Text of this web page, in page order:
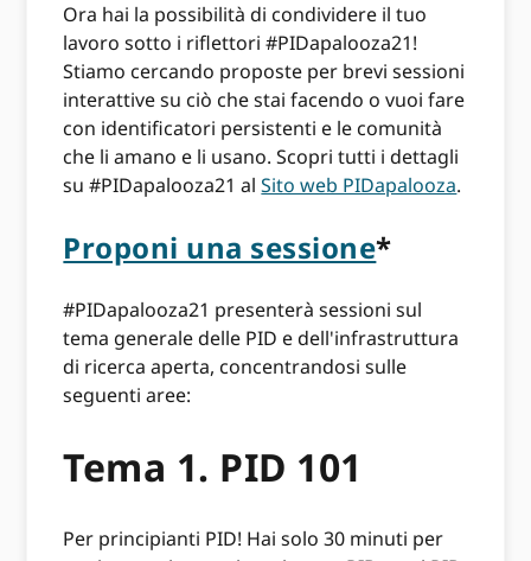
Ora hai la possibilità di condividere il tuo
lavoro sotto i riflettori #PIDapalooza21!
Stiamo cercando proposte per brevi sessioni
interattive su ciò che stai facendo o vuoi fare
con identificatori persistenti e le comunità
che li amano e li usano. Scopri tutti i dettagli
su #PIDapalooza21 alSito web PIDapalooza.
Proponi una sessione*
#PIDapalooza21 presenterà sessioni sul
tema generale delle PID e dell'infrastruttura
di ricerca aperta, concentrandosi sulle
seguenti aree:
Tema 1. PID 101
Per principianti PID! Hai solo 30 minuti per